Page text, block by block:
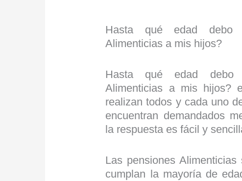
Hasta qué edad debo
Alimenticias a mis hijos?
Hasta qué edad debo
Alimenticias a mis hijos?
realizan todos y cada uno
encuentran demandados
la respuesta es fácil y
Las pensiones
cumplan la mayoría de